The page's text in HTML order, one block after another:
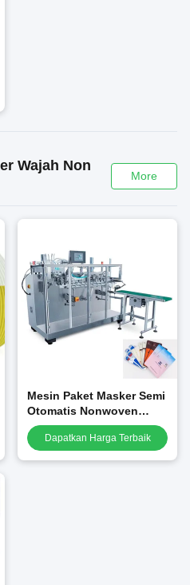
Wajah Non
More
Mesin Paket Masker Semi
Otomatis Nonwoven
Memberikan Gaya Tas
Ramah Lingkungan
Dapatkan Harga Terbaik